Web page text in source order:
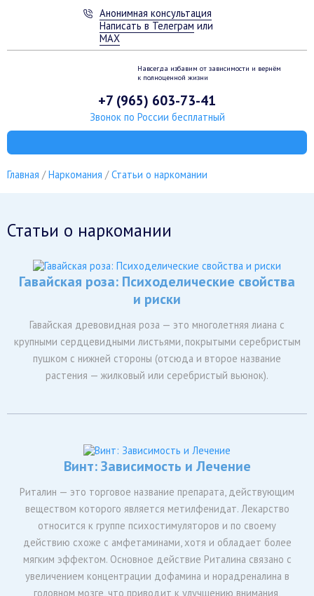
Анонимная консультация
Написать в Телеграм или
MAX
Навсегда избавим от зависимости и вернём
к полноценной жизни
+7 (965) 603-73-41
Звонок по России бесплатный
Главная Наркомания Статьи о наркомании
Статьи о наркомании
Гавайская роза: Психоделические свойства
и риски
Гавайская древовидная роза — это многолетняя лиана с
крупными сердцевидными листьями, покрытыми серебристым
пушком с нижней стороны (отсюда и второе название
растения — жилковый или серебристый вьюнок).
Винт: Зависимость и Лечение
Риталин — это торговое название препарата, действующим
веществом которого является метилфенидат. Лекарство
относится к группе психостимуляторов и по своему
действию схоже с амфетаминами, хотя и обладает более
мягким эффектом. Основное действие Риталина связано с
увеличением концентрации дофамина и норадреналина в
головном мозге, что приводит к улучшению внимания,